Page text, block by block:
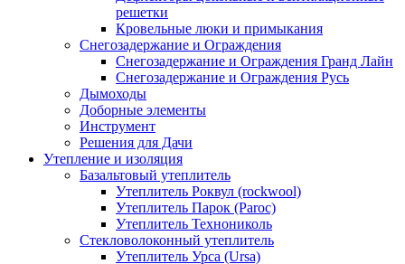
решетки
Кровельные люки и примыкания
Снегозадержание и Ограждения
Снегозадержание и Ограждения Гранд Лайн
Снегозадержание и Ограждения Русь
Дымоходы
Доборные элементы
Инструмент
Решения для Дачи
Утепление и изоляция
Базальтовый утеплитель
Утеплитель Роквул (rockwool)
Утеплитель Парок (Paroc)
Утеплитель Технониколь
Стекловолоконный утеплитель
Утеплитель Урса (Ursa)